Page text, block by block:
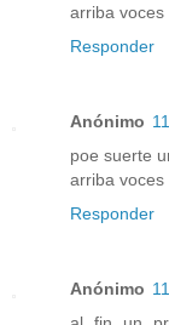
arriba
Responder
Anónimo
poe suerte
arriba
Responder
Anónimo